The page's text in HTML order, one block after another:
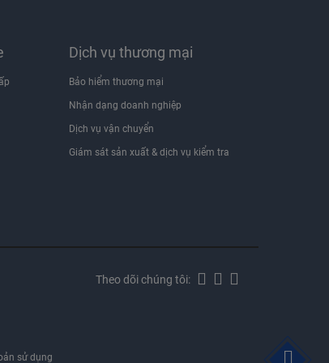
Dịch vụ thương mại
Bảo hiểm thương mại
Nhận dạng doanh nghiệp
Dịch vụ vận chuyển
Giám sát sản xuất & dịch vụ kiểm tra
Theo dõi chúng tôi:
sử dụng